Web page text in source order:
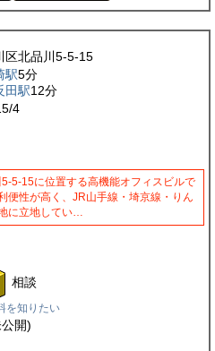
区北品川5-5-15
駅5分
田駅12分
4
5-15に位置する高機能オフィスビルで
便性が高く、JR山手線・埼京線・りん
に立地してい…
相談
を知りたい
開)